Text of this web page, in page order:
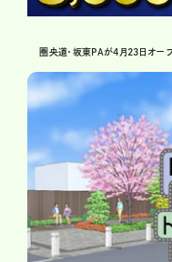
圏央道・坂東PAが4月23日オー